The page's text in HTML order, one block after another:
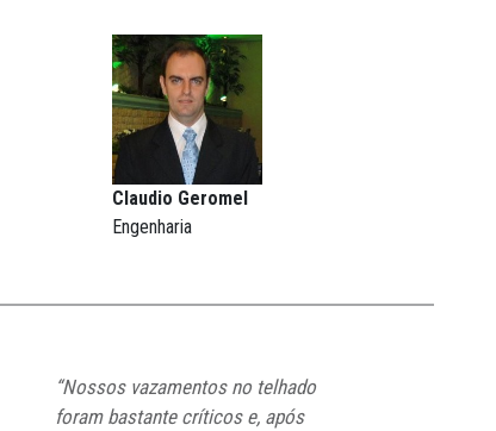
Claudio Geromel
Engenharia
“Nossos vazamentos no telhado
foram bastante críticos e, após